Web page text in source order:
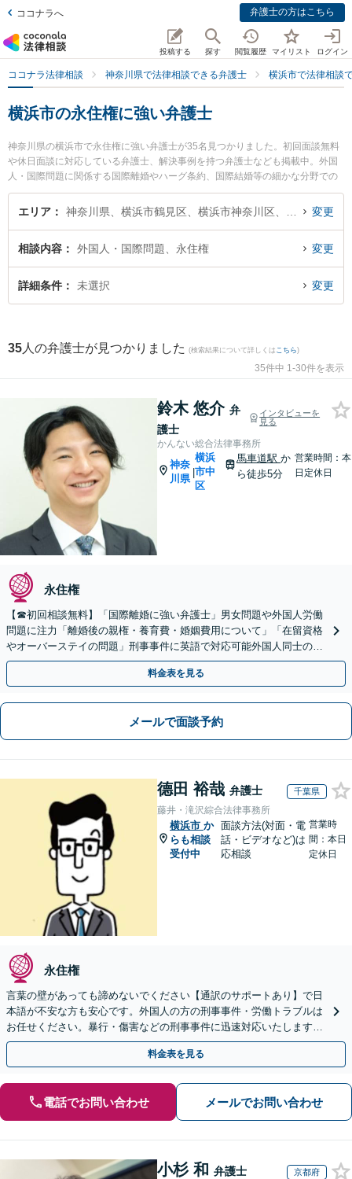
ココナラへ 弁護士の方はこちら
投稿する 探す 閲覧履歴 マイリスト ログイン
ココナラ法律相談 神奈川県で法律相談できる弁護士 横浜市で法律相談
横浜市の永住権に強い弁護士
神奈川県の横浜市で永住権に強い弁護士が35名見つかりました。初回面談無料
や休日面談に対応している弁護士、解決事例を持つ弁護士なども掲載中。外国
人・国際問題に関係する国際離婚やハーグ条約、国際結婚等の細かな分野での
絞り込み検索もでき便利です。特にかんない総合法律事務所の鈴木 悠介弁護士
や弁護士法人プロテクトスタンス 横浜事務所の髙野 喜有弁護士、横浜合同法律
士に相談したい』『永住権のトラブル解決の実績豊富な近くの弁護士を検索し
たい』『初回相談無料で永住権を法律相談できる横浜市内の弁護士に相談予約
したい』などでお困りの相談者さんにおすすめです。
エリア 変更
相談内容 外国人・国際問題、永住権 変更
詳細条件 未選択 変更
35 人の弁護士が見つかりました (検索結果について詳しくは こちら)
35件中 1-30件を表示
鈴木 悠介 弁
護士
インタビューを
見る
かんない総合法律事務所
神奈
川県
|
横浜
市中
区
馬車道駅か
ら徒歩5分
営業時間：本
日定休日
永住権
【☎︎初回相談無料】「国際離婚に強い弁護士」男女問題や外国人労働
問題に注力「離婚後の親権・養育費・婚姻費用について」「在留資格
やオーバーステイの問題」刑事事件に英語で対応可能外国人同士の金
銭トラブルもお任せください【休日・夜間相談可】
料金表を見る
メールで面談予約
德田 裕哉 弁護士 千葉県
藤井・滝沢綜合法律事務所
横浜市 か
らも相談
受付中
面談方法(対面・電
話・ビデオなど)は
応相談
営業時
間：本日
定休日
永住権
言葉の壁があっても諦めないでください【通訳のサポートあり】で日
本語が不安な方も安心です。外国人の方の刑事事件・労働トラブルは
お任せください。暴行・傷害などの刑事事件に迅速対応いたします。
【事前予約で休日・夜間面談可】
料金表を見る
電話でお問い合わせ メールでお問い合わせ
小杉 和 弁護士 京都府